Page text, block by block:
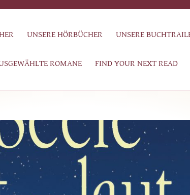
UNSERE HÖRBÜCHER UNSERE
ROMANE FIND YOUR NEXT READ